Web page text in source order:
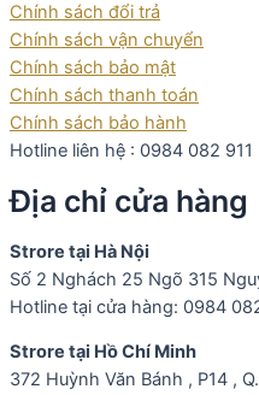
Chính sách đổi trả
Chính sách vận chuyển
Chính sách bảo mật
Chính sách thanh toán
Chính sách bảo hành
Hotline liên hệ : 0984 082 911
Địa chỉ cửa hàng
Strore tại Hà Nội
Số 2 Nghách 25 Ngõ 315
Hotline tại cửa hàng: 0984
Strore tại Hồ Chí Minh
372 Huỳnh Văn Bánh , P14 ,